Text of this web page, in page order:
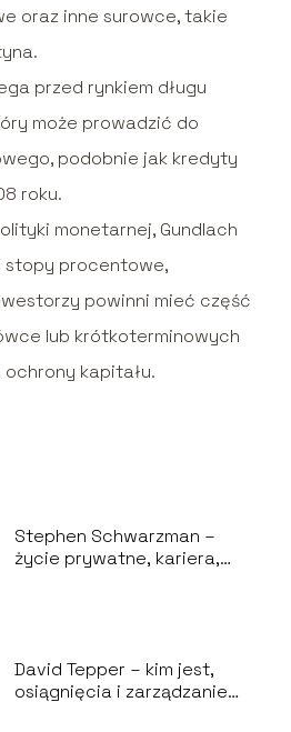
oraz inne surowce, takie
przed rynkiem długu
może prowadzić do
podobnie jak kredyty
roku.
monetarnej, Gundlach
stopy procentowe,
powinni mieć część
lub krótkoterminowych
kapitału.
Stephen Schwarzman –
życie prywatne, kariera,
David Tepper – kim jest,
osiągnięcia i zarządzanie